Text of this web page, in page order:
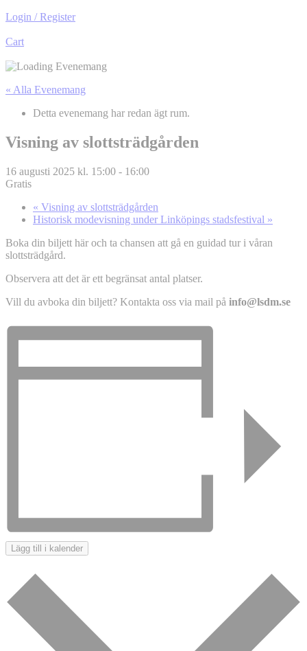
Login / Register
Cart
« Alla Evenemang
Detta evenemang har redan ägt rum.
Visning av slottsträdgården
16 augusti 2025 kl. 15:00 - 16:00
Gratis
« Visning av slottsträdgården
Historisk modevisning under Linköpings stadsfestival »
Boka din biljett här och ta chansen att gå en guidad tur i våran
slottsträdgård.
Observera att det är ett begränsat antal platser.
Vill du avboka din biljett? Kontakta oss via mail på info@lsdm.se
Lägg till i kalender